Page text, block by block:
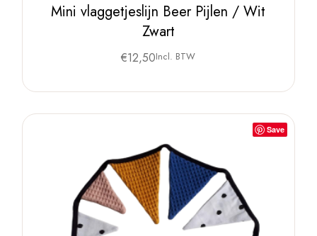
Mini vlaggetjeslijn Beer Pijlen / Wit
Zwart
€12,50Incl. BTW
Save